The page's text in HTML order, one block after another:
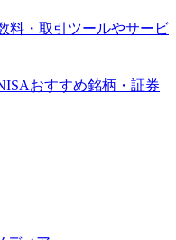
料・取引ツールやサービ
おすすめ銘柄・証券